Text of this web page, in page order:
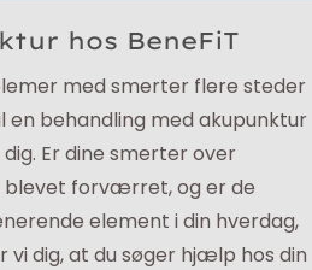
hos BeneFiT
med smerter flere steder
en behandling med akupunktur
Er dine smerter over
forværret, og er de
element i din hverdag,
vi dig, at du søger hjælp hos din